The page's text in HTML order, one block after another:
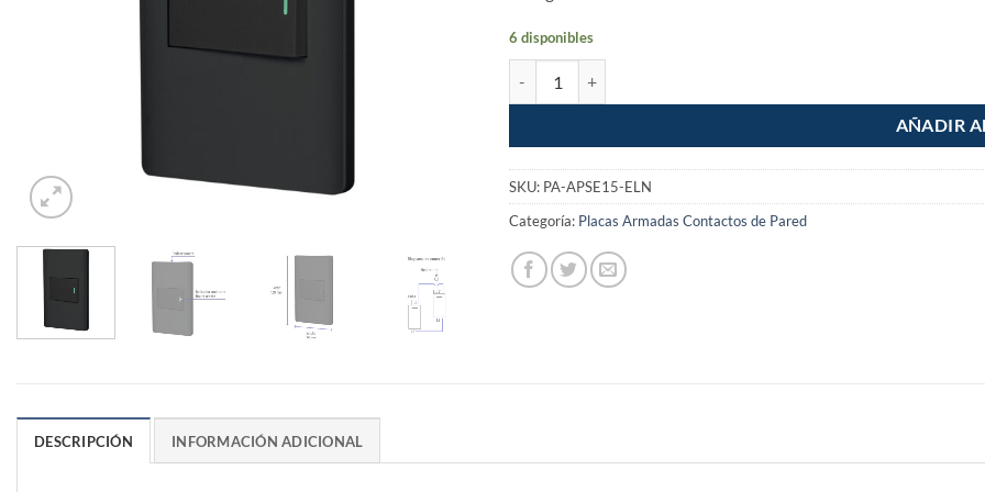
6 disponibles
AÑADIR
SKU: PA-APSE15-ELN
Categoría: Placas Armadas Contactos de Pared
DESCRIPCIÓN INFORMACIÓN ADICIONAL